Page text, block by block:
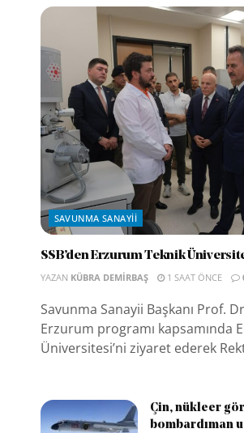
SAVUNMA SANAYII
SSB’den Erzurum Teknik
YAZAN KÜBRA DEMIRBAŞ 1 SAAT ÖNCE
Savunma Sanayii Başkanı Prof.
Erzurum programı kapsamında
Üniversitesi’ni ziyaret ederek
Çin, nükleer
bombardıman